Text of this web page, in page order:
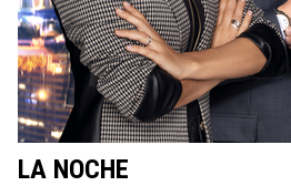
LA NOCHE